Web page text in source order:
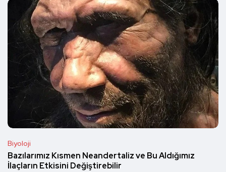
Biyoloji
Bazılarımız Kısmen Neandertaliz ve Bu Aldığımız
İlaçların Etkisini Değiştirebilir